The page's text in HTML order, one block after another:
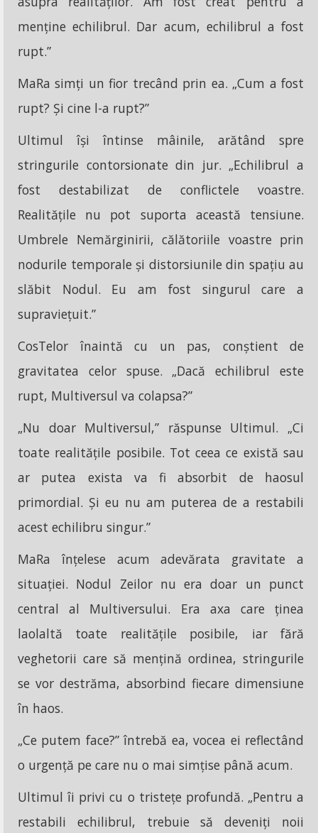
menține echilibrul. Dar acum, echilibrul a fost
rupt.”
MaRa simți un fior trecând prin ea. „Cum a fost
rupt? Și cine l-a rupt?”
Ultimul își întinse mâinile, arătând spre
stringurile contorsionate din jur. „Echilibrul a
fost destabilizat de conflictele voastre.
Realitățile nu pot suporta această tensiune.
Umbrele Nemărginirii, călătoriile voastre prin
nodurile temporale și distorsiunile din spațiu au
slăbit Nodul. Eu am fost singurul care a
supraviețuit.”
CosTelor înaintă cu un pas, conștient de
gravitatea celor spuse. „Dacă echilibrul este
rupt, Multiversul va colapsa?”
„Nu doar Multiversul,” răspunse Ultimul. „Ci
toate realitățile posibile. Tot ceea ce există sau
ar putea exista va fi absorbit de haosul
primordial. Și eu nu am puterea de a restabili
acest echilibru singur.”
MaRa înțelese acum adevărata gravitate a
situației. Nodul Zeilor nu era doar un punct
central al Multiversului. Era axa care ținea
laolaltă toate realitățile posibile, iar fără
veghetorii care să mențină ordinea, stringurile
se vor destrăma, absorbind fiecare dimensiune
în haos.
„Ce putem face?” întrebă ea, vocea ei reflectând
o urgență pe care nu o mai simțise până acum.
Ultimul îi privi cu o tristețe profundă. „Pentru a
restabili echilibrul, trebuie să deveniți noii